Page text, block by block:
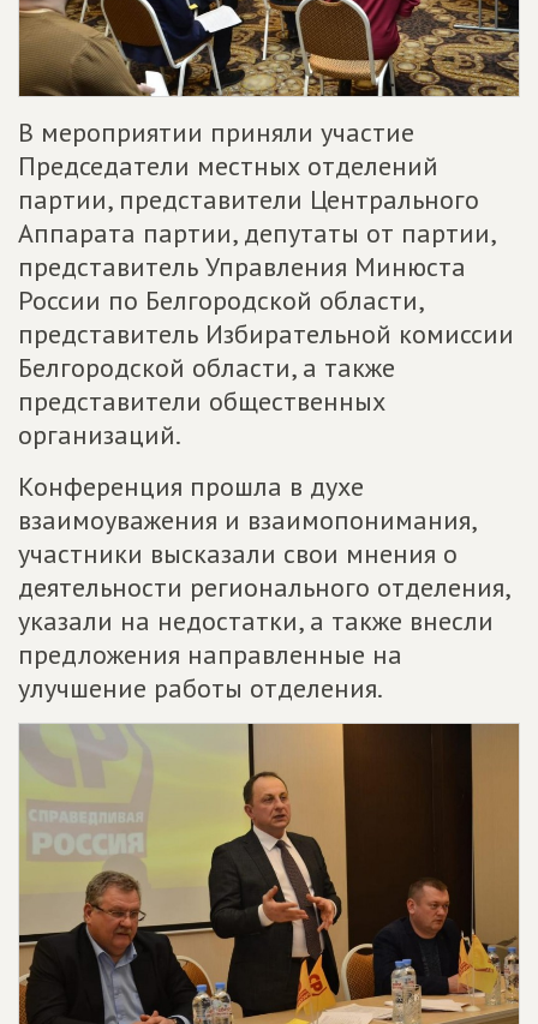
В мероприятии приняли участие
Председатели местных отделений
партии, представители Центрального
Аппарата партии, депутаты от партии,
представитель Управления Минюста
России по Белгородской области,
представитель Избирательной комиссии
Белгородской области, а также
представители общественных
организаций.
Конференция прошла в духе
взаимоуважения и взаимопонимания,
участники высказали свои мнения о
деятельности регионального отделения,
указали на недостатки, а также внесли
предложения направленные на
улучшение работы отделения.